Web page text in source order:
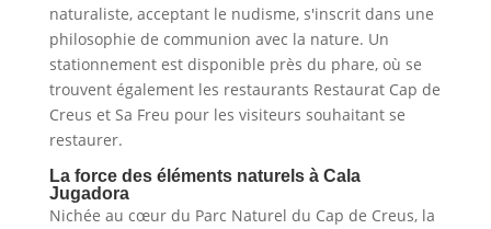
naturaliste, acceptant le nudisme, s'inscrit dans une
philosophie de communion avec la nature. Un
stationnement est disponible près du phare, où se
trouvent également les restaurants Restaurat Cap de
Creus et Sa Freu pour les visiteurs souhaitant se
restaurer.
La force des éléments naturels à Cala
Jugadora
Nichée au cœur du Parc Naturel du Cap de Creus, la